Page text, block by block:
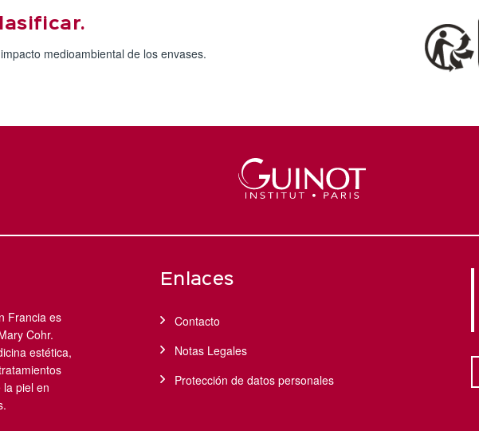
medioambiental de los envases.
Francia es
Cohr.
estética,
piel en
Enlaces
Contacto
Notas Legales
Protección de datos personales